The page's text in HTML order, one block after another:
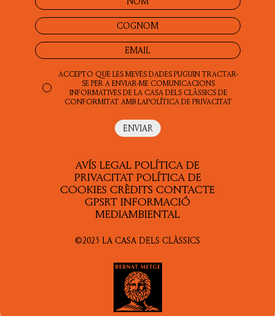
PROSA
ACCEPTO QUE LES MEVES DADES PUGUIN TRACTAR-
SE PER A ENVIAR-ME COMUNICACIONS
INFORMATIVES DE LA CASA DELS CLÀSSICS DE
CONFORMITAT AMB LAPOLÍTICA DE PRIVACITAT
AVÍS LEGAL POLÍTICA DE
PRIVACITAT POLÍTICA DE
COOKIES CRÈDITS CONTACTE
GPSRT INFORMACIÓ
MEDIAMBIENTAL
©2025 LA CASA DELS CLÀSSICS